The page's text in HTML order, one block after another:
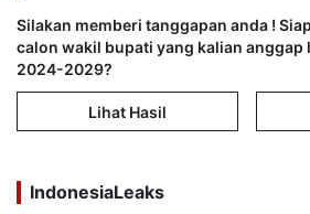
Silakan memberi tanggapan anda !
calon wakil bupati yang kalian anggap
2024-2029?
Lihat Hasil
IndonesiaLeaks